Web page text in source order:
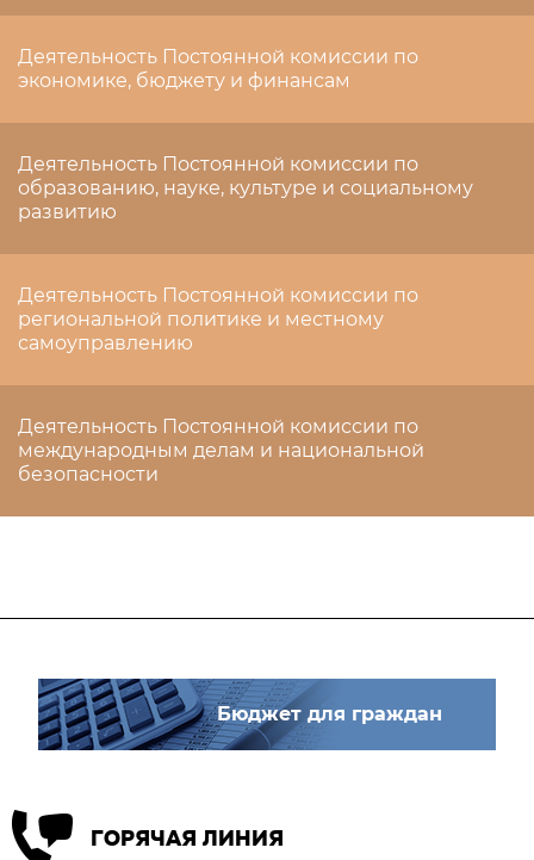
Деятельность Постоянной комиссии по
экономике, бюджету и финансам
Деятельность Постоянной комиссии по
образованию, науке, культуре и социальному
развитию
Деятельность Постоянной комиссии по
региональной политике и местному
самоуправлению
Деятельность Постоянной комиссии по
международным делам и национальной
безопасности
Бюджет для граждан
ГОРЯЧАЯ ЛИНИЯ